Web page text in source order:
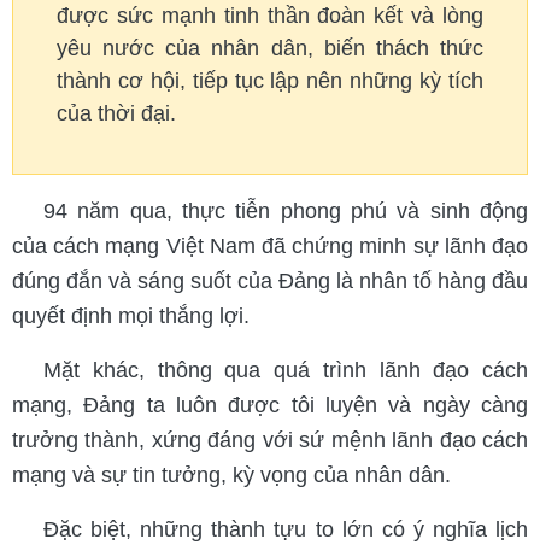
được sức mạnh tinh thần đoàn kết và lòng
yêu nước của nhân dân, biến thách thức
thành cơ hội, tiếp tục lập nên những kỳ tích
của thời đại.
94 năm qua, thực tiễn phong phú và sinh động
của cách mạng Việt Nam đã chứng minh sự lãnh đạo
đúng đắn và sáng suốt của Đảng là nhân tố hàng đầu
quyết định mọi thắng lợi.
Mặt khác, thông qua quá trình lãnh đạo cách
mạng, Đảng ta luôn được tôi luyện và ngày càng
trưởng thành, xứng đáng với sứ mệnh lãnh đạo cách
mạng và sự tin tưởng, kỳ vọng của nhân dân.
Đặc biệt, những thành tựu to lớn có ý nghĩa lịch